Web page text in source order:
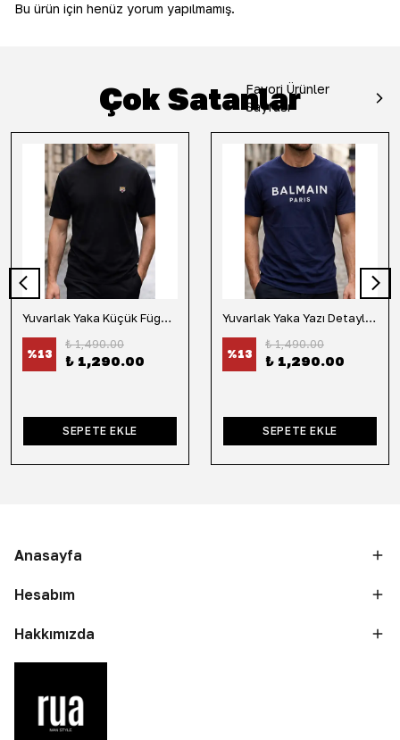
Bu ürün için henüz yorum yapılmamış.
Çok Satanlar
Favori Ürünler
Sayfası
Yuvarlak Yaka Küçük Fügür Detaylı Tişört-Siyah
%13
₺ 1,490.00
₺ 1,290.00
SEPETE EKLE
Yuvarlak Yaka Yazı Detaylı Tişört-Lacivert
%13
₺ 1,490.00
₺ 1,290.00
SEPETE EKLE
Anasayfa
Hesabım
Hakkımızda